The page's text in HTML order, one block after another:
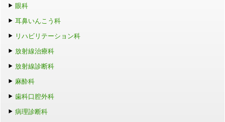
眼科
耳鼻いんこう科
リハビリテーション科
放射線治療科
放射線診断科
麻酔科
歯科口腔外科
病理診断科